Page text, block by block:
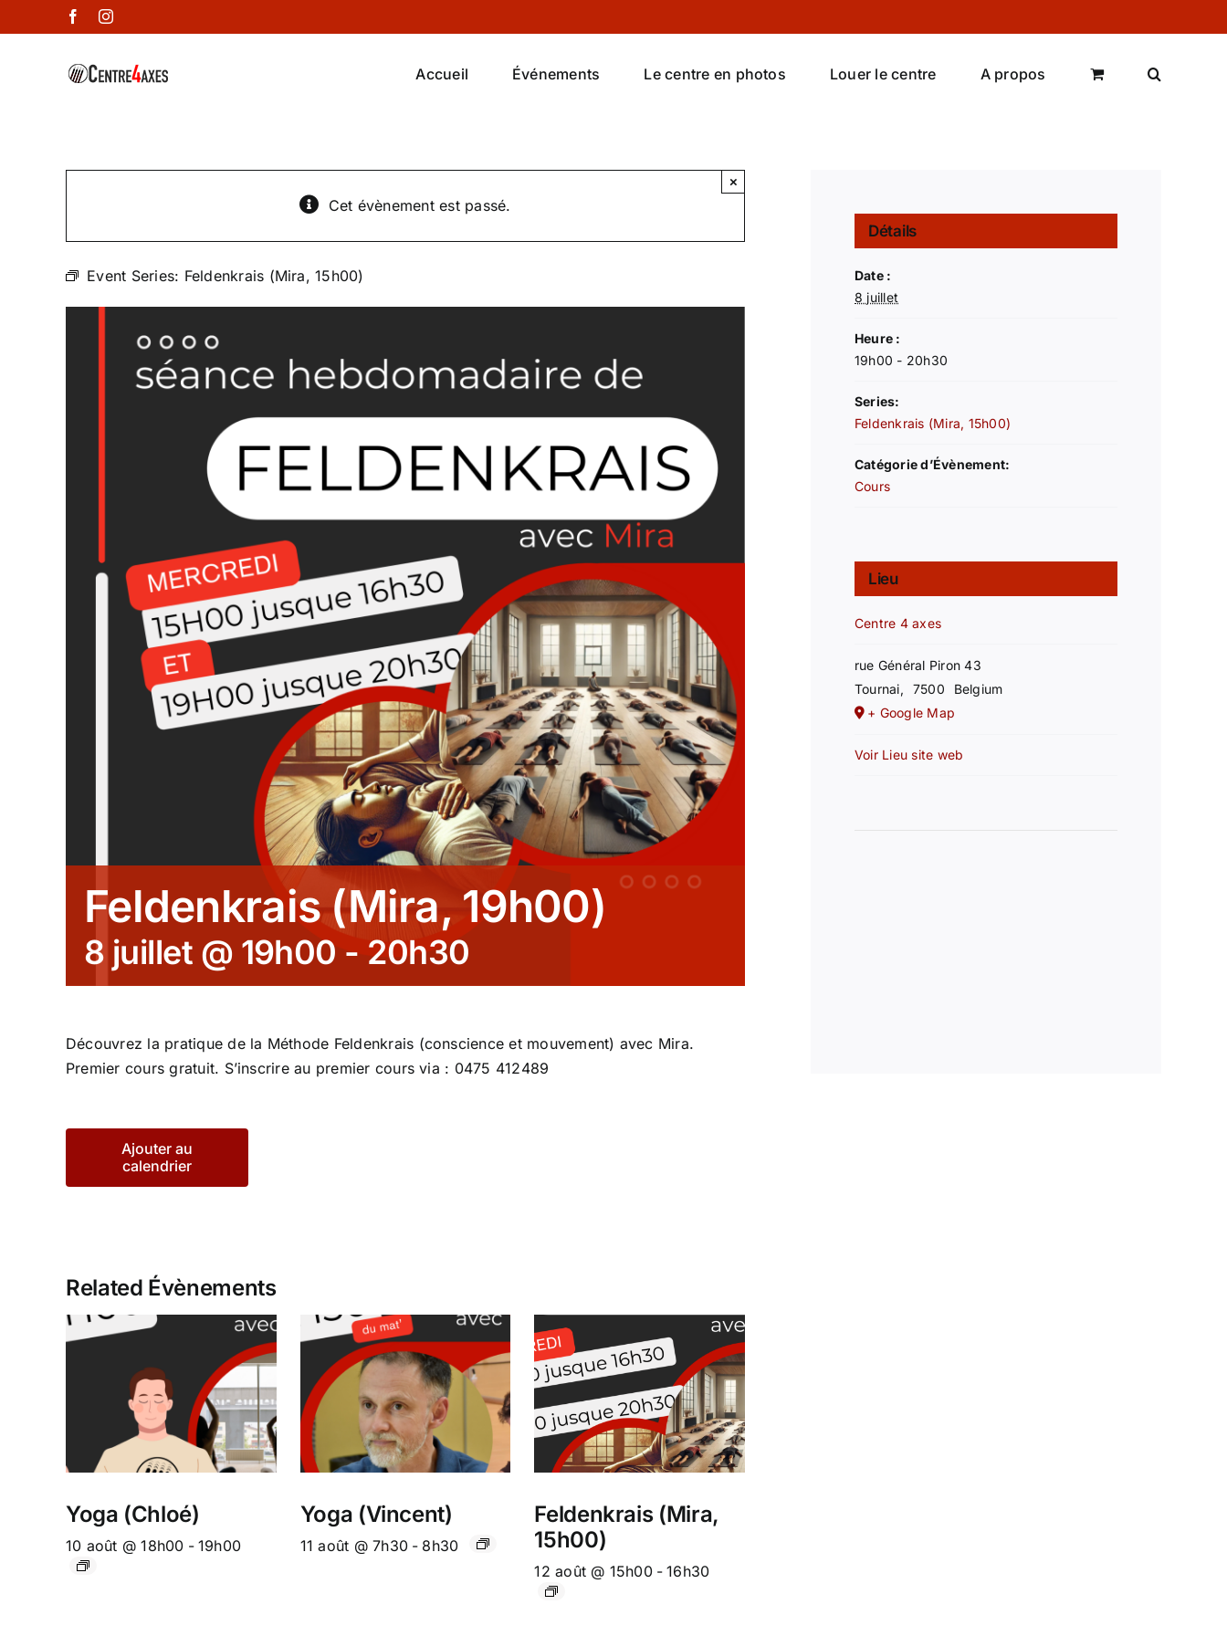
au
FacebookInstagram
Accueil Événements Le centre en photos Louer le centre A propos
Cet évènement est passé.
×
Event Series: Feldenkrais (Mira, 15h00)
Feldenkrais (Mira, 19h00)
8 juillet @ 19h00 - 20h30
Découvrez la pratique de la Méthode Feldenkrais (conscience et mouvement) avec Mira.
Premier cours gratuit. S’inscrire au premier cours via : 0475 412489
Ajouter au
calendrier
Related Évènements
Yoga (Chloé)
10 août @ 18h00 - 19h00
Yoga (Vincent)
11 août @ 7h30 - 8h30
Feldenkrais (Mira,
15h00)
12 août @ 15h00 - 16h30
Détails
Date :
8 juillet
Heure :
19h00 - 20h30
Series:
Feldenkrais (Mira, 15h00)
Catégorie d’Évènement:
Cours
Lieu
Centre 4 axes
rue Général Piron 43
Tournai, 7500
Belgium
+ Google Map
Voir Lieu site web